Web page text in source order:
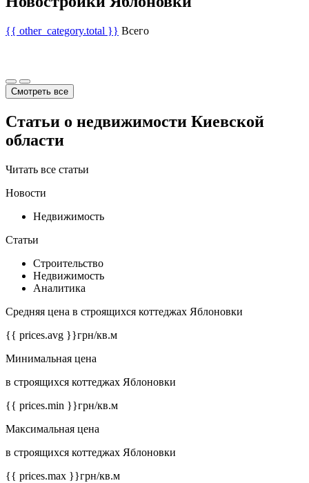
{{ other_category.total }} Всего
Смотреть все
Статьи о недвижимости Киевской
области
Читать все статьи
Новости
Недвижимость
Статьи
Строительство
Недвижимость
Аналитика
Средняя цена в строящихся коттеджах Яблоновки
{{ prices.avg }}грн/кв.м
Минимальная цена
в строящихся коттеджах Яблоновки
{{ prices.min }}грн/кв.м
Максимальная цена
в строящихся коттеджах Яблоновки
{{ prices.max }}грн/кв.м